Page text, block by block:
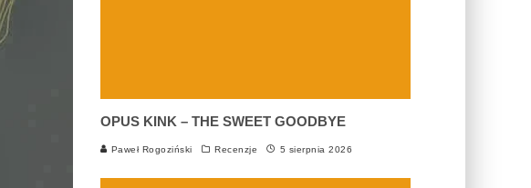
OPUS KINK – THE SWEET GOODBYE
Paweł Rogoziński Recenzje 5 sierpnia 2026